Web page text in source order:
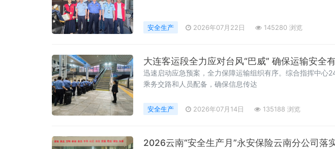
安全生产 2026年07月22日 145280 浏览
大连客运段全力应对台风“巴威” 确保运输安全
迅速启动应急预案，全力保障运输组织有序。综合指挥中心
乘务交路和人员配备，确保信息传达
安全生产 2026年07月14日 135188 浏览
2026云南“安全生产月”永安保险云南分公司落